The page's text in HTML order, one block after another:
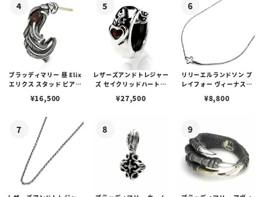
ブラッディマリー 昼 Elix
エリクス スタッド ピアス
¥16,500
レザーズアンドトレジャー
ズ セイクリッドハートピ
¥27,500
リリーエルランドソン プ
レイフォー ヴィーナスチ
¥8,800